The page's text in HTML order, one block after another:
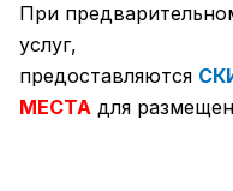
При
услуг,
предоставляются
МЕСТА для